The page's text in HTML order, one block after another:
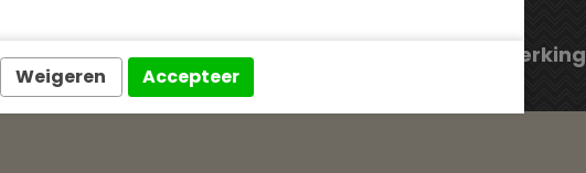
Weigeren Accepteer
Exclusieve wandafwerking